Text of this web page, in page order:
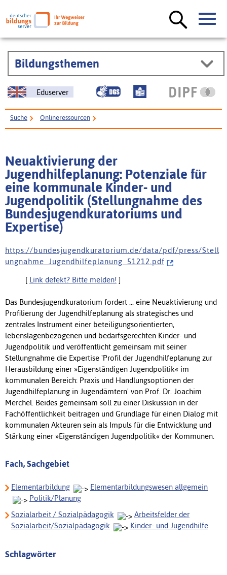
Bildungsthemen
Eduserver
Suche Onlineressourcen
und Expertise)
Neuaktivierung der
Jugendhilfeplanung: Potenziale für
eine kommunale Kinder- und
Jugendpolitik (Stellungnahme des
Bundesjugendkuratoriums und
Expertise)
h t t p s : / / b u n d e s j u g e n d k u r a t o r i u m . d e / d a t a / p d f / p r e s s / S t e l l
u n g n a h m e _ J u g e n d h i l f e p l a n u n g _ 5 1 2 1 2 . p d f
[ Link defekt? Bitte melden! ]
Das Bundesjugendkuratorium fordert ... eine Neuaktivierung und
Profilierung der Jugendhilfeplanung als strategisches und
zentrales Instrument einer beteiligungsorientierten,
lebenslagenbezogenen und bedarfsgerechten Kinder- und
Jugendpolitik und veröffentlicht gemeinsam mit seiner
Stellungnahme die Expertise 'Profil der Jugendhilfeplanung zur
Herausbildung einer »Eigenständigen Jugendpolitik« im
kommunalen Bereich: Praxis und Handlungsoptionen der
Jugendhilfeplanung in Jugendämtern' von Prof. Dr. Joachim
Merchel. Beides gemeinsam soll zu einer Diskussion in der
Fachöffentlichkeit beitragen und Grundlage für einen Dialog mit
kommunalen Akteuren sein als Impuls für die Entwicklung und
Stärkung einer »Eigenständigen Jugendpolitik« der Kommunen.
Fach, Sachgebiet
Elementarbildung
Elementarbildungswesen allgemein
Politik/Planung
Sozialarbeit / Sozialpädagogik
Arbeitsfelder der
Sozialarbeit/Sozialpädagogik
Kinder- und Jugendhilfe
Schlagwörter